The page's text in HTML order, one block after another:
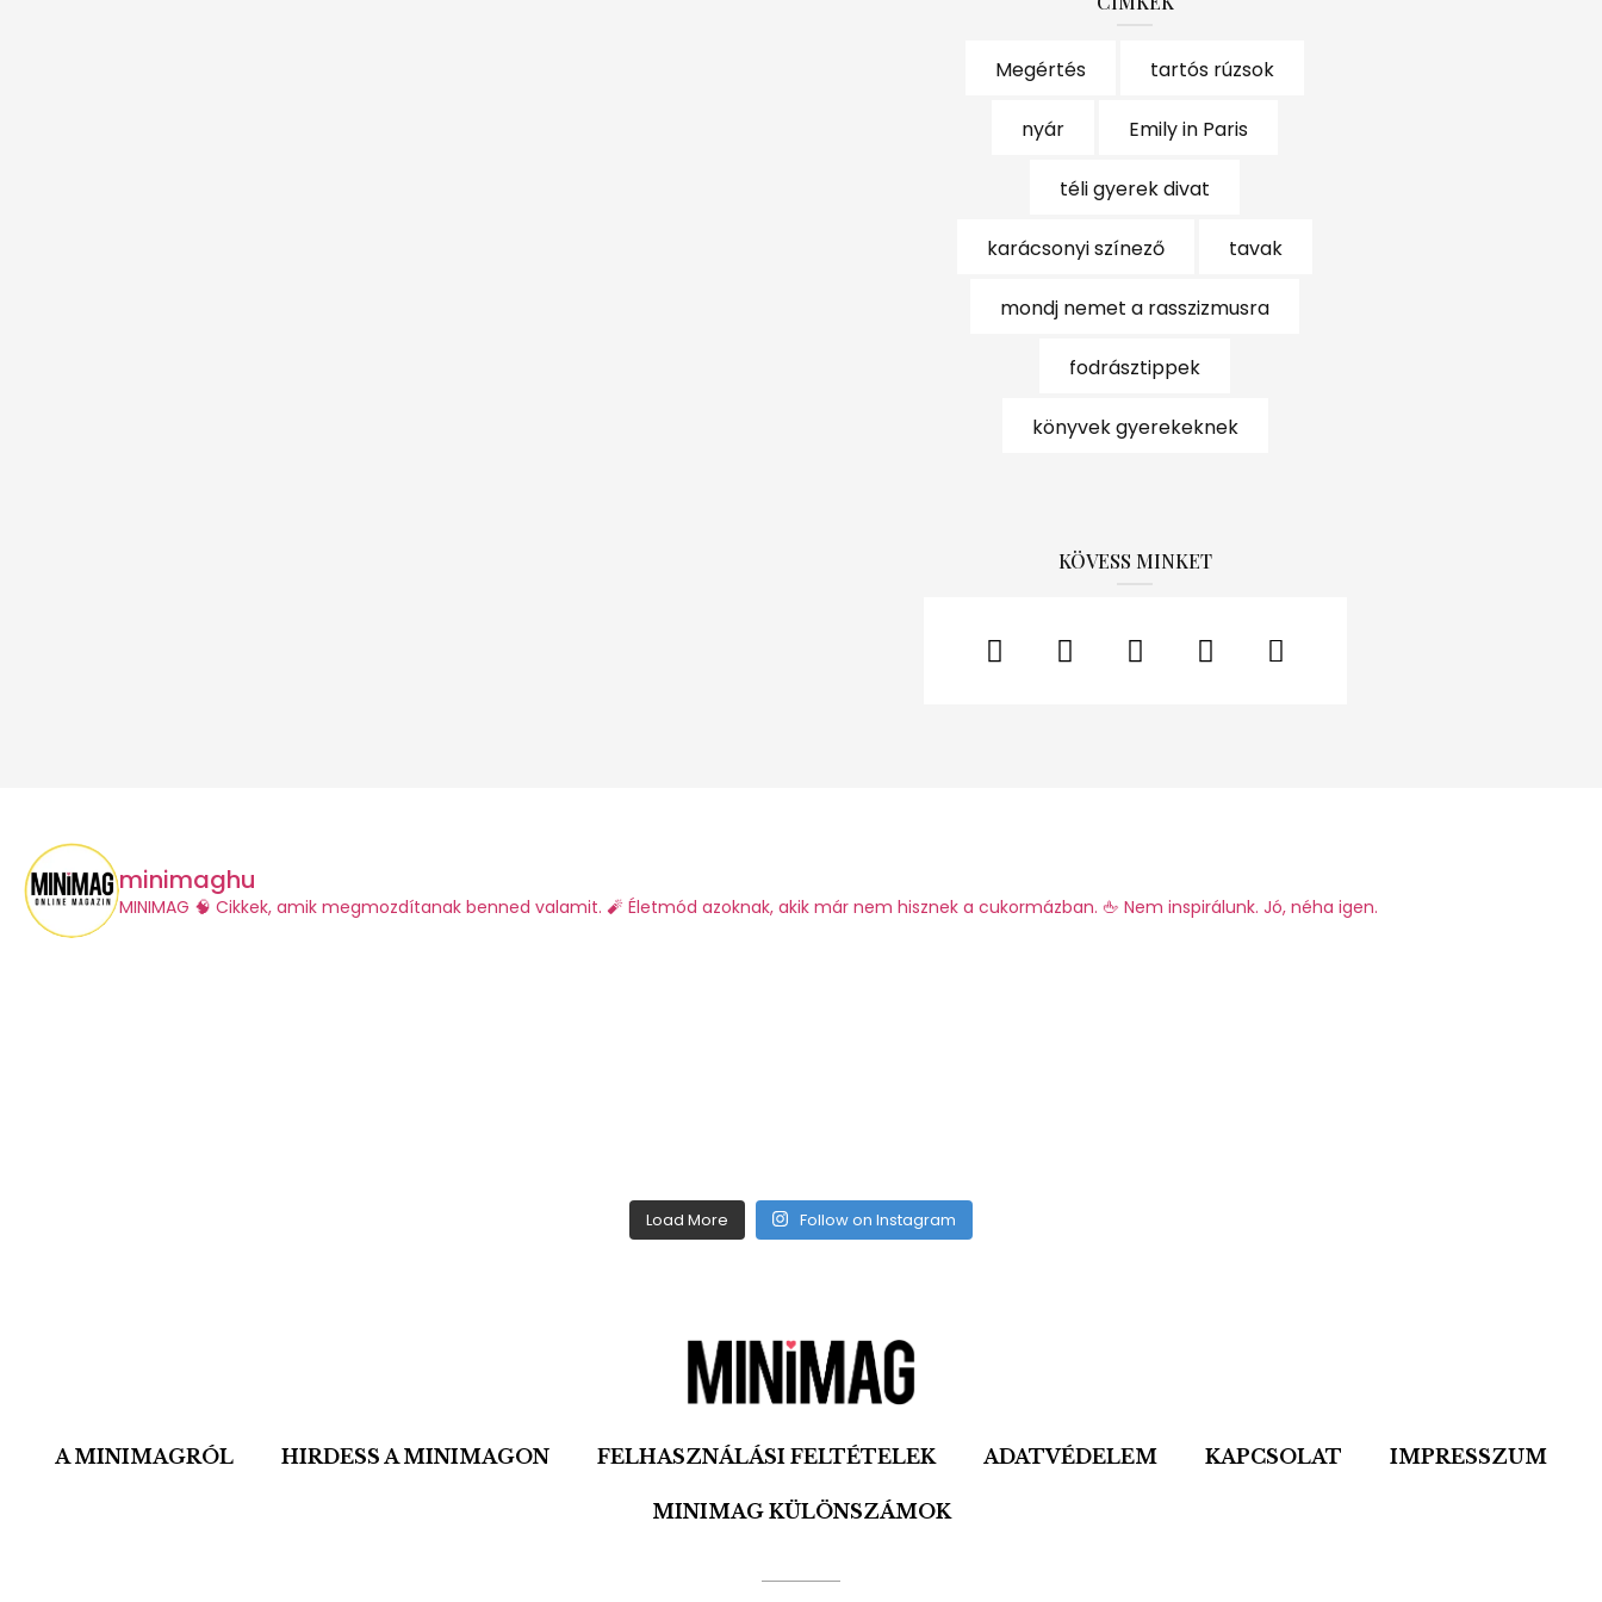
Megértés tartós rúzsok
nyár Emily in Paris
téli gyerek divat
karácsonyi színező tavak
mondj nemet a rasszizmusra
fodrásztippek
könyvek gyerekeknek
KÖVESS MINKET
minimaghu
​MINIMAG 🧠 Cikkek, amik megmozdítanak benned valamit. 🧨 Életmód azoknak, akik már nem hisznek a cukormázban. 🖕 Nem inspirálunk. Jó, néha igen.
Load More Follow on Instagram
A MINIMAGRÓL HIRDESS A MINIMAGON FELHASZNÁLÁSI FELTÉTELEK ADATVÉDELEM KAPCSOLAT IMPRESSZUM
MINIMAG KÜLÖNSZÁMOK